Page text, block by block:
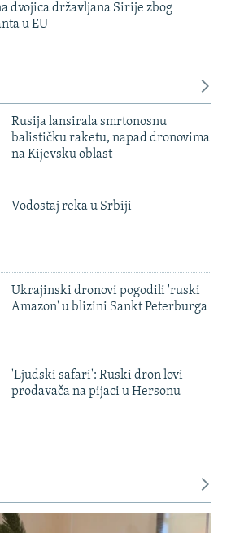
dvojica državljana Sirije zbog
u EU
Rusija lansirala smrtonosnu
balističku raketu, napad dronovima
na Kijevsku oblast
Vodostaj reka u Srbiji
Ukrajinski dronovi pogodili 'ruski
Amazon' u blizini Sankt Peterburga
'Ljudski safari': Ruski dron lovi
prodavača na pijaci u Hersonu